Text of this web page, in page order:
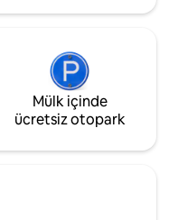
Mülk içinde
ücretsiz otopark